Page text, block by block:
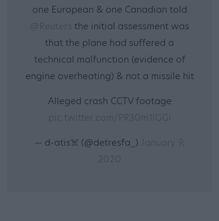
one European & one Canadian told
the initial assessment was
that the plane had suffered a
technical malfunction (evidence of
engine overheating) & not a missile hit
Alleged crash CCTV footage
— d-atis☠️ (@detresfa_)